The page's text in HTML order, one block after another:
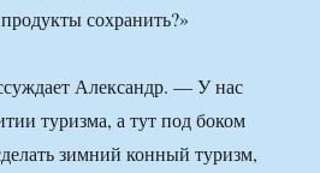
сохранить?»
Александр. — У нас
туризма, а тут под боком
зимний конный туризм,